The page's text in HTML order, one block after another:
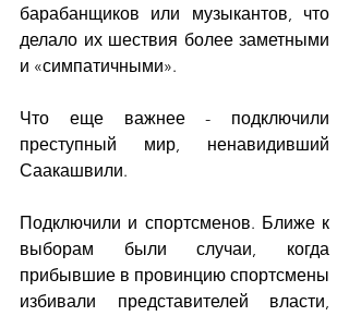
барабанщиков или музыкантов, что
делало их шествия более заметными
и «симпатичными».
Что еще важнее - подключили
преступный мир, ненавидивший
Саакашвили.
Подключили и спортсменов. Ближе к
выборам были случаи, когда
прибывшие в провинцию спортсмены
избивали представителей власти,